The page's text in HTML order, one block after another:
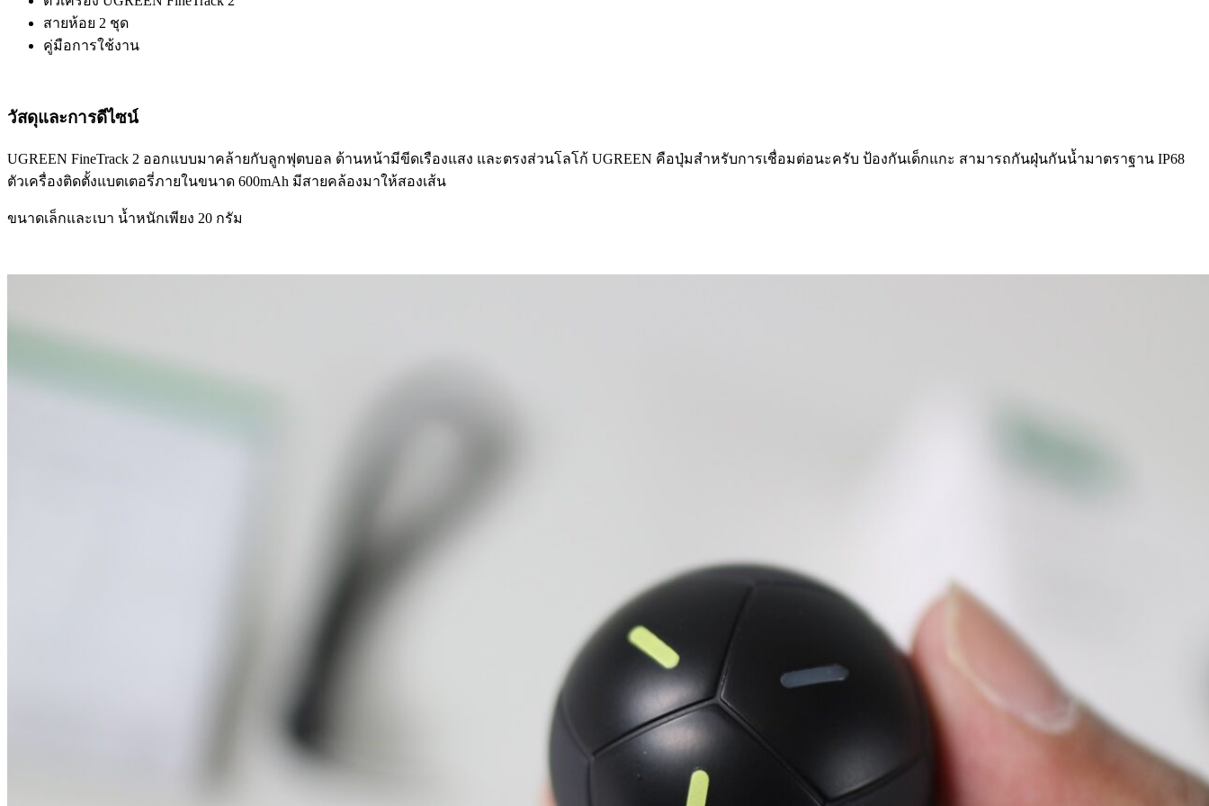
สายห้อย 2 ชุด
คู่มือการใช้งาน
วัสดุและการดีไซน์
UGREEN FineTrack 2 ออกแบบมาคล้ายกับลูกฟุตบอล ด้านหน้ามีขีดเรืองแสง และตรงส่วนโลโก้ UGREEN คือปุ่มสำหรับการเชื่อมต่อนะครับ ป้องกันเด็กแกะ สามารถกันฝุ่นกันน้ำมาตราฐาน IP68
ตัวเครื่องติดตั้งแบตเตอรี่ภายในขนาด 600mAh มีสายคล้องมาให้สองเส้น
ขนาดเล็กและเบา น้ำหนักเพียง 20 กรัม